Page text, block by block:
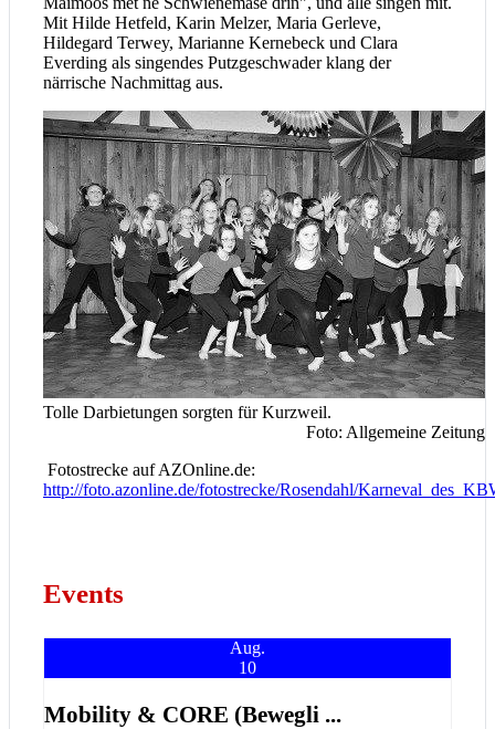
Mit Hilde Hetfeld, Karin Melzer, Maria Gerleve,
Hildegard Terwey, Marianne Kernebeck und Clara
Everding als singendes Putzgeschwader klang der
närrische Nachmittag aus.
Tolle Darbietungen sorgten für Kurzweil.
Foto: Allgemeine Zeitung
Fotostrecke auf AZOnline.de:
http://foto.azonline.de/fotostrecke/Rosendahl/
Events
Aug.
10
Mobility & CORE (Bewegli ...